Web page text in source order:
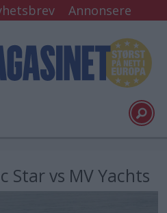
Annonsere
Star vs MV Yachts